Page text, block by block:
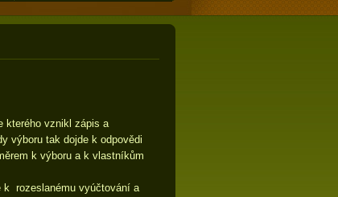
kterého vznikl zápis a
výboru tak dojde k odpovědi
k výboru a k vlastníkům
k rozeslanému vyúčtování a